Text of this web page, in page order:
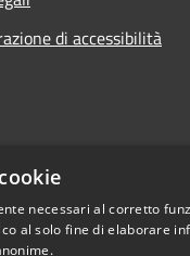
di accessibilità
necessari al corretto
al solo fine di elaborare